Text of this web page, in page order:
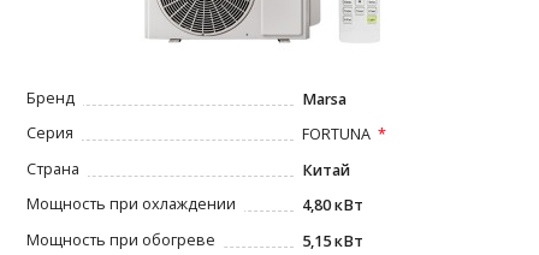
Бренд
Marsa
Серия
FORTUNA
Страна
Китай
Мощность при охлаждении
4,80 кВт
Мощность при обогреве
5,15 кВт